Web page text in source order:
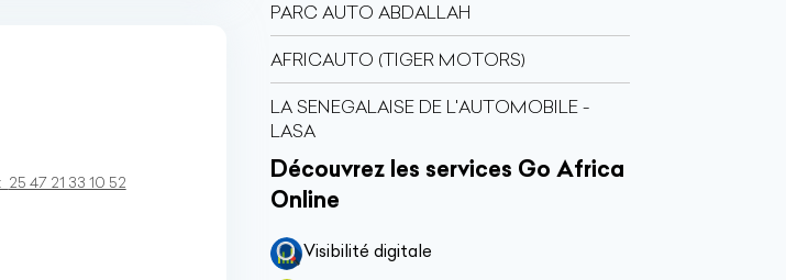
25 47 21 33 10 52
PARC AUTO ABDALLAH
AFRICAUTO (TIGER MOTORS)
LA SENEGALAISE DE L'AUTOMOBILE -
LASA
Découvrez les services Go Africa
Online
Visibilité digitale